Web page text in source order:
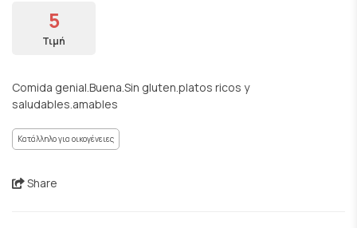
5
Τιμή
Comida genial.Buena.Sin gluten.platos ricos y
saludables.amables
Κατάλληλο για οικογένειες
Share